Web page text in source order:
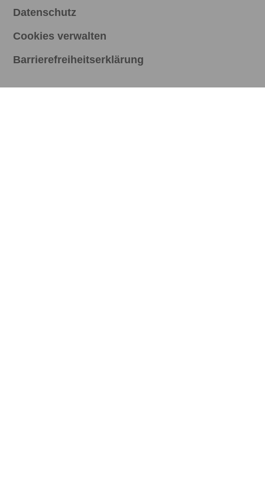
Datenschutz
Cookies verwalten
Barrierefreiheitserklärung